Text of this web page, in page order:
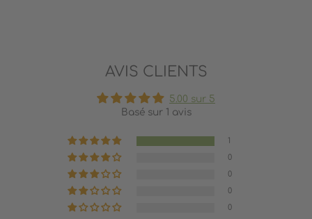
AVIS CLIENTS
5.00 sur 5
Basé sur 1 avis
1
0
0
0
0